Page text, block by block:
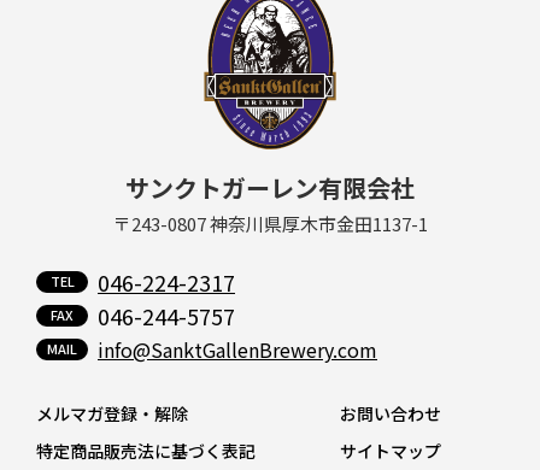
サンクトガーレン有限会社
〒243-0807 神奈川県厚木市金田1137-1
046-224-2317
046-244-5757
info@SanktGallenBrewery.com
メルマガ登録・解除
お問い合わせ
特定商品販売法に基づく表記
サイトマップ